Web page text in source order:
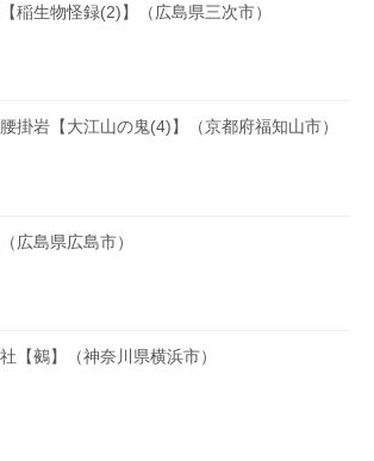
稲生物怪録(2)】（広島県三次市）
掛岩【大江山の鬼(4)】（京都府福知山市）
広島県広島市）
【鵺】（神奈川県横浜市）